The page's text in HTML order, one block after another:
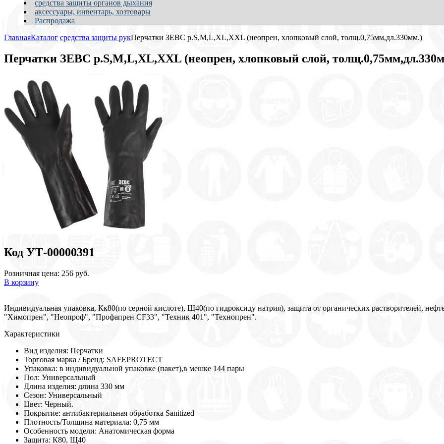
средства защиты органов дыхания
аксессуары, инвентарь, хозтовары
Распродажа
ГлавнаяКаталог средства защиты рукПерчатки ЗЕВС р.S,M,L,XL,XXL (неопрен, хлопковый слой, толщ.0,75мм,дл.330мм.)
Перчатки ЗЕВС р.S,M,L,XL,XXL (неопрен, хлопковый слой,
Код УТ-00000391
Розничная цена: 256 руб.
В корзину
Индивидуальная упаковка, Кк80(по серной кислоте), Щ40(по гидроксиду натрия), защита от органических растворителей,
"Химопрен", "Неопроф", "Профапрен CF33", "Техник 401", "Технопрен".
Характеристики
Вид изделия: Перчатки
Торговая марка / Бренд: SAFEPROTECT
Упаковка: в индивидуальной упаковке (пакет),в мешке 144 пары
Пол: Универсальный
Длина изделия: длина 330 мм
Сезон: Универсальный
Цвет: Черный.
Покрытие: антибактериальная обработка Sanitized
Плотность/Толщина материала: 0,75 мм
Особенность модели: Анатомическая форма
Защита: К80, Щ40